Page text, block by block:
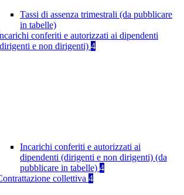
Tassi di assenza trimestrali (da pubblicare
in tabelle)
conferiti e autorizzati ai dipendenti
e non dirigenti) 4
Incarichi conferiti e autorizzati ai
dipendenti (dirigenti e non dirigenti) (da
pubblicare in tabelle) 4
collettiva 4